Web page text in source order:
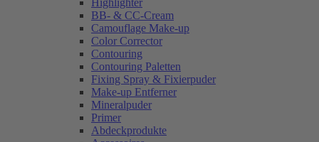
Highlighter
BB- & CC-Cream
Camouflage Make-up
Color Corrector
Contouring
Contouring Paletten
Fixing Spray & Fixierpuder
Make-up Entferner
Mineralpuder
Primer
Abdeckprodukte